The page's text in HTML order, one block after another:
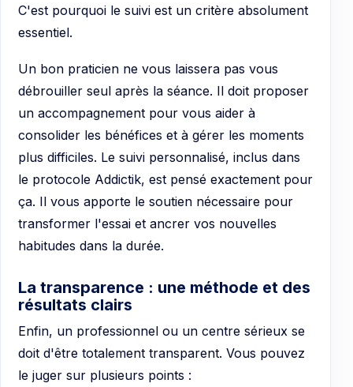
C'est pourquoi le suivi est un critère absolument
essentiel.
Un bon praticien ne vous laissera pas vous
débrouiller seul après la séance. Il doit proposer
un accompagnement pour vous aider à
consolider les bénéfices et à gérer les moments
plus difficiles. Le suivi personnalisé, inclus dans
le protocole Addictik, est pensé exactement pour
ça. Il vous apporte le soutien nécessaire pour
transformer l'essai et ancrer vos nouvelles
habitudes dans la durée.
La transparence : une méthode et des
résultats clairs
Enfin, un professionnel ou un centre sérieux se
doit d'être totalement transparent. Vous pouvez
le juger sur plusieurs points :